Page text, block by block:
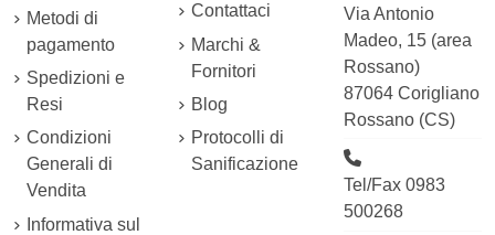
Metodi di
pagamento
Spedizioni e
Resi
Condizioni
Generali di
Vendita
Informativa sul
Contattaci
Marchi &
Fornitori
Blog
Protocolli di
Sanificazione
Via Antonio
Madeo, 15 (area
Rossano)
87064 Corigliano
Rossano (CS)
Tel/Fax 0983
500268